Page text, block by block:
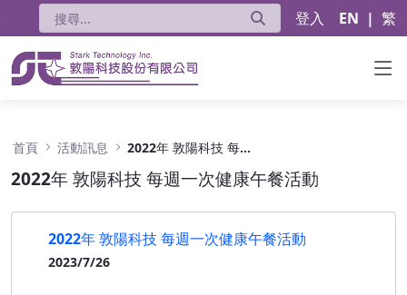
登入 EN | 繁
首頁 活動訊息 2022年 敦陽科技 每週一次健康午餐活動
2022年 敦陽科技 每週一次健康午餐活動
2022年 敦陽科技 每週一次健康午餐活動
2023/7/26